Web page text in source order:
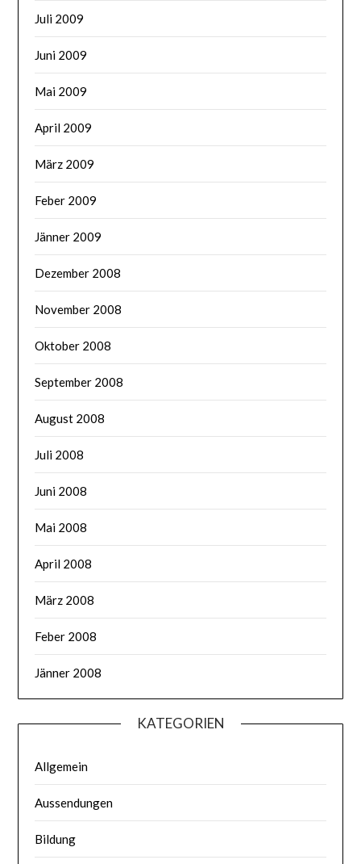
Juli 2009
Juni 2009
Mai 2009
April 2009
März 2009
Feber 2009
Jänner 2009
Dezember 2008
November 2008
Oktober 2008
September 2008
August 2008
Juli 2008
Juni 2008
Mai 2008
April 2008
März 2008
Feber 2008
Jänner 2008
KATEGORIEN
Allgemein
Aussendungen
Bildung